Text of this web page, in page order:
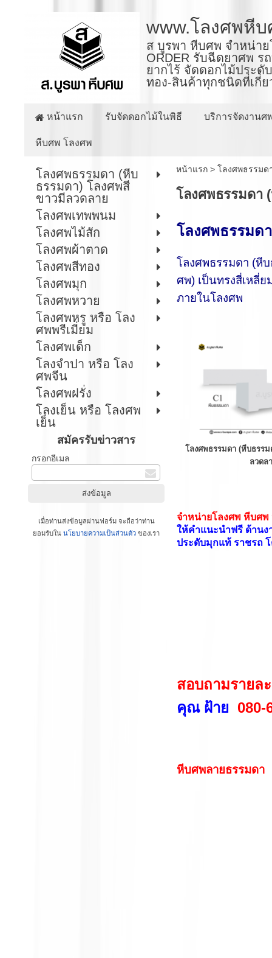
www.โลงศพหี
ส บูรพา หีบศพ จำหน่า
ORDER รับฉีดยาศพ
ยากไร้ จัดดอกไม้ประดั
ทอง-สินค้าทุกชนิดที่เกี่
หน้าแรก รับจัดดอกไม้ในพิธี บริการจัดงานศ
หีบศพ โลงศพ
โลงศพธรรมดา (หีบ
ธรรมดา) โลงศพสี
ขาวมีลวดลาย
โลงศพเทพพนม
โลงศพไม้สัก
โลงศพผ้าตาด
โลงศพสีทอง
โลงศพมุก
โลงศพหวาย
โลงศพหรู หรือ โลง
ศพพรีเมี่ยม
โลงศพเด็ก
โลงจำปา หรือ โลง
ศพจีน
โลงศพฝรั่ง
โลงเย็น หรือ โลงศพ
เย็น
สมัครรับข่าวสาร
กรอกอีเมล
เมื่อท่านส่งข้อมูลผ่านฟอร์ม จะถือว่าท่าน
ยอมรับใน นโยบายความเป็นส่วนตัวของเรา
หน้าแรก> โลงศพธรรมด
โลงศพธรรมดา
โลงศพธรรมดา
โลงศพธรรมดา (หี
ศพ) เป็นทรงสี่เหลี่
ภายในโลงศพ
โลงศพธรรมดา (หีบธรร
ลวดล
จำหน่ายโลงศพ หีบศ
ให้คำแนะนำฟรี ด้านง
ประดับมุกแท้ ราชรถ
สอบถามรายล
คุณ ฝ้าย 080-
หีบศพลายธรรมดา